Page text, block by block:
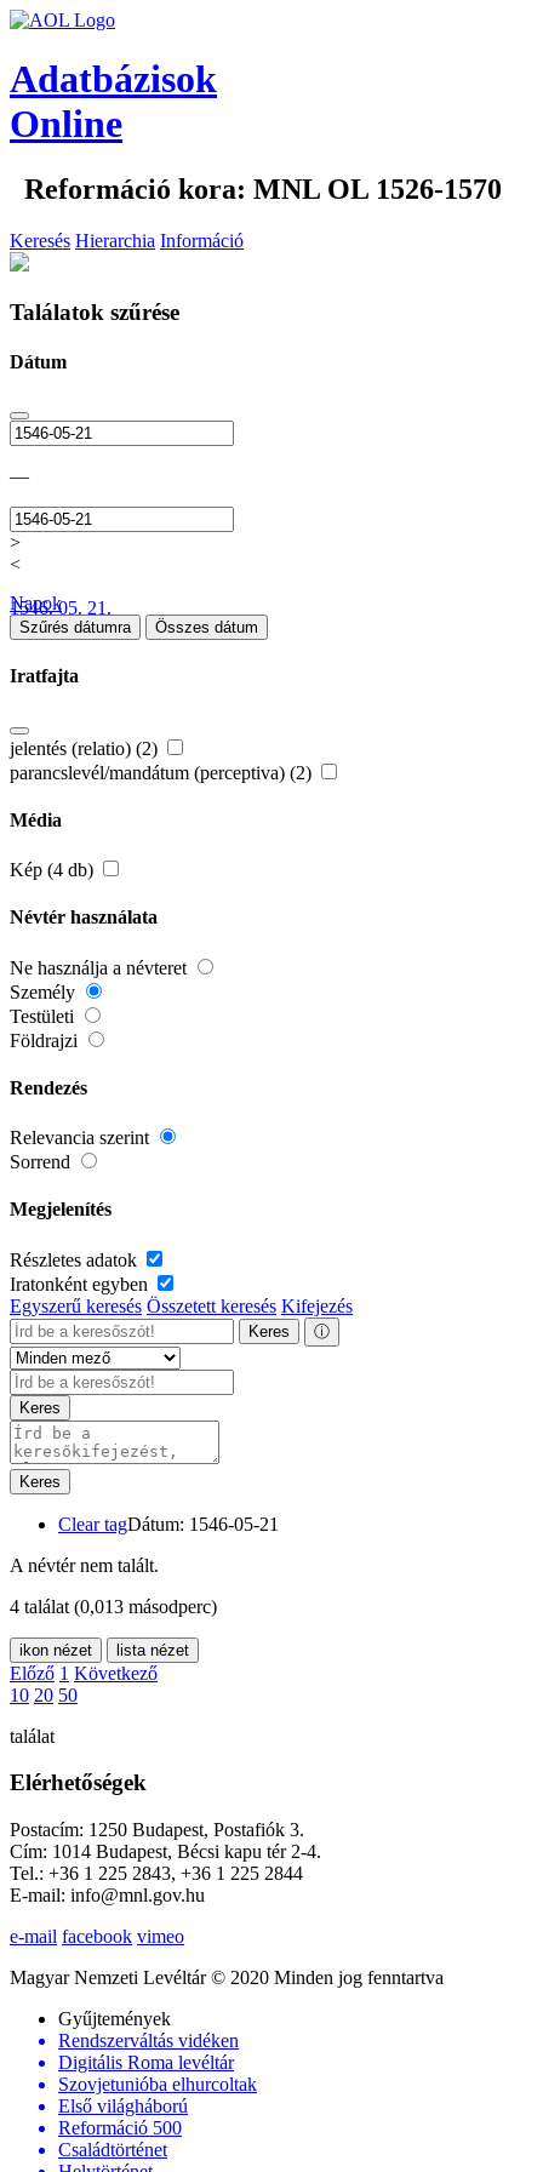
Adatbázisok
Online
Reformáció kora: MNL OL 1526-1570
Keresés Hierarchia Információ
Találatok szűrése
Dátum
—
>
<
1546. 05. 21.
Napok
Szűrés dátumra Összes dátum
Iratfajta
jelentés (relatio) (2)
parancslevél/mandátum (perceptiva) (2)
Média
Kép (4 db)
Névtér használata
Ne használja a névteret
Személy
Testületi
Földrajzi
Rendezés
Relevancia szerint
Sorrend
Megjelenítés
Részletes adatok
Iratonként egyben
Egyszerű keresés Összetett keresés Kifejezés
Keres ⓘ
Keres
Keres
Clear tagDátum: 1546-05-21
A névtér nem talált.
4 találat (0,013 másodperc)
ikon nézet lista nézet
Előző 1 Következő
10 20 50
találat
Elérhetőségek
Postacím: 1250 Budapest, Postafiók 3.
Cím: 1014 Budapest, Bécsi kapu tér 2-4.
Tel.: +36 1 225 2843, +36 1 225 2844
E-mail: info@mnl.gov.hu
e-mail facebook vimeo
Magyar Nemzeti Levéltár © 2020 Minden jog fenntartva
Gyűjtemények
Rendszerváltás vidéken
Digitális Roma levéltár
Szovjetunióba elhurcoltak
Első világháború
Reformáció 500
Családtörténet